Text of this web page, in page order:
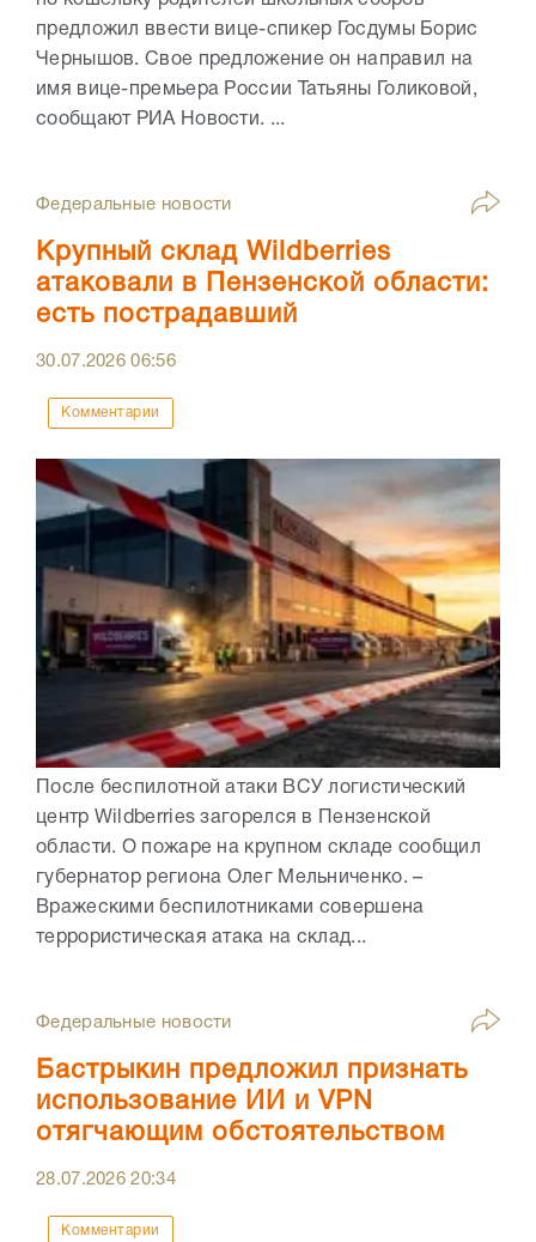
предложил ввести вице-спикер Госдумы Борис
Чернышов. Свое предложение он направил на
имя вице-премьера России Татьяны Голиковой,
сообщают РИА Новости. ...
Федеральные новости
Крупный склад Wildberries
атаковали в Пензенской области:
есть пострадавший
30.07.202606:56
Комментарии
После беспилотной атаки ВСУ логистический
центр Wildberries загорелся в Пензенской
области. О пожаре на крупном складе сообщил
губернатор региона Олег Мельниченко. –
Вражескими беспилотниками совершена
террористическая атака на склад...
Федеральные новости
Бастрыкин предложил признать
использование ИИ и VPN
отягчающим обстоятельством
28.07.202620:34
Комментарии